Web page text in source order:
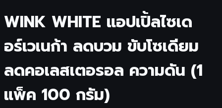
WINK WHITE แอปเปิ้ลไซเด
อร์เวเนก้า ลดบวม ขับโซเดียม
ลดคอเลสเตอรอล ความดัน (1
แพ็ค 100 กรัม)